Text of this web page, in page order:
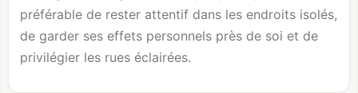
préférable de rester attentif dans les endroits isolés,
de garder ses effets personnels près de soi et de
privilégier les rues éclairées.